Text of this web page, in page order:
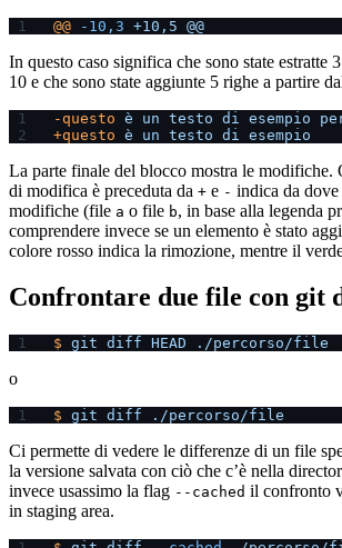
@@ -10,3 +10,5 @@
In questo caso significa che sono state estratte
10 e che sono state aggiunte 5 righe a partire
-questo è un testo di esempio
+questo è un testo di esempio
La parte finale del blocco mostra le modifiche.
di modifica è preceduta da + e - indica da
modifiche (file a o file b, in base alla legenda
comprendere invece se un elemento è stato
colore rosso indica la rimozione, mentre il
Confrontare due file con git
$ git diff HEAD ./percorso/file
o
$ git diff ./percorso/file
Ci permette di vedere le differenze di un file
la versione salvata con ciò che c’è nella
invece usassimo la flag --cached il confronto
in staging area.